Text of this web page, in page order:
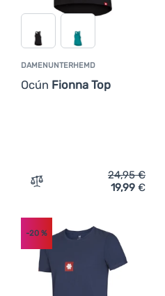
Shirt Ocún Bamboo T Blossom
DAMENUNTERHEMD
Ocún Fionna Top
Zum Vergleich
24,95€
19,99 €
-20%